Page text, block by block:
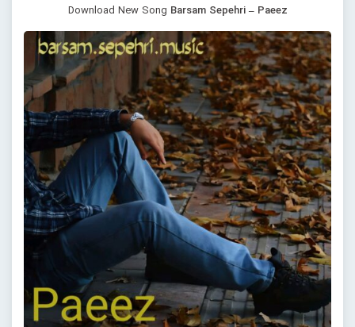
Download New Song Barsam Sepehri – Paeez